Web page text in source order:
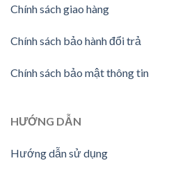
Chính sách giao hàng
Chính sách bảo hành đổi trả
Chính sách bảo mật thông tin
HƯỚNG DẪN
Hướng dẫn sử dụng